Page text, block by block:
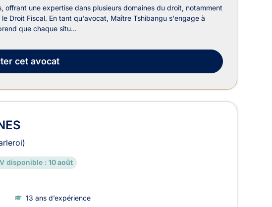
offrant une expertise dans plusieurs domaines du droit, notamment
Droit Fiscal. En tant qu'avocat, Maître Tshibangu s'engage à
que chaque situ...
cet avocat
disponible : 10 août
13 ans d’expérience